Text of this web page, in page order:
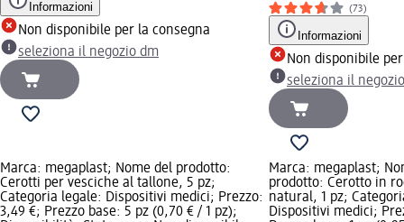
Informazioni
Non disponibile per la consegna
seleziona il negozio dm
(73)
Informazioni
Non disponibile
seleziona il
Marca: megaplast; Nome del prodotto:
Cerotti per vesciche al tallone, 5 pz;
Categoria legale: Dispositivi medici; Prezzo:
3,49 €; Prezzo base: 5 pz (0,70 € / 1 pz);
Marca: megaplast;
prodotto: Cerotto in
natural, 1 pz;
Dispositivi medici;